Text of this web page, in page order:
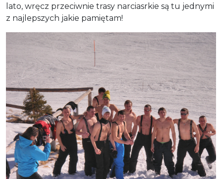
lato, wręcz przeciwnie trasy narciasrkie są tu jednymi
z najlepszych jakie pamiętam!